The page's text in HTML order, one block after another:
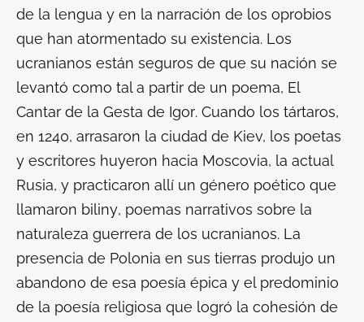
de la lengua y en la narración de los oprobios
que han atormentado su existencia. Los
ucranianos están seguros de que su nación se
levantó como tal a partir de un poema, El
Cantar de la Gesta de Igor. Cuando los tártaros,
en 1240, arrasaron la ciudad de Kiev, los poetas
y escritores huyeron hacia Moscovia, la actual
Rusia, y practicaron allí un género poético que
llamaron biliny, poemas narrativos sobre la
naturaleza guerrera de los ucranianos. La
presencia de Polonia en sus tierras produjo un
abandono de esa poesía épica y el predominio
de la poesía religiosa que logró la cohesión de